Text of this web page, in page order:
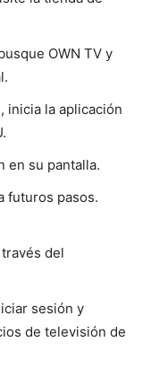
OWN TV y
inicia la aplicación
en su pantalla.
futuros pasos.
del
sesión y
de televisión de